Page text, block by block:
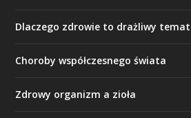
Dlaczego zdrowie to drażliwy temat
Choroby współczesnego świata
Zdrowy organizm a zioła